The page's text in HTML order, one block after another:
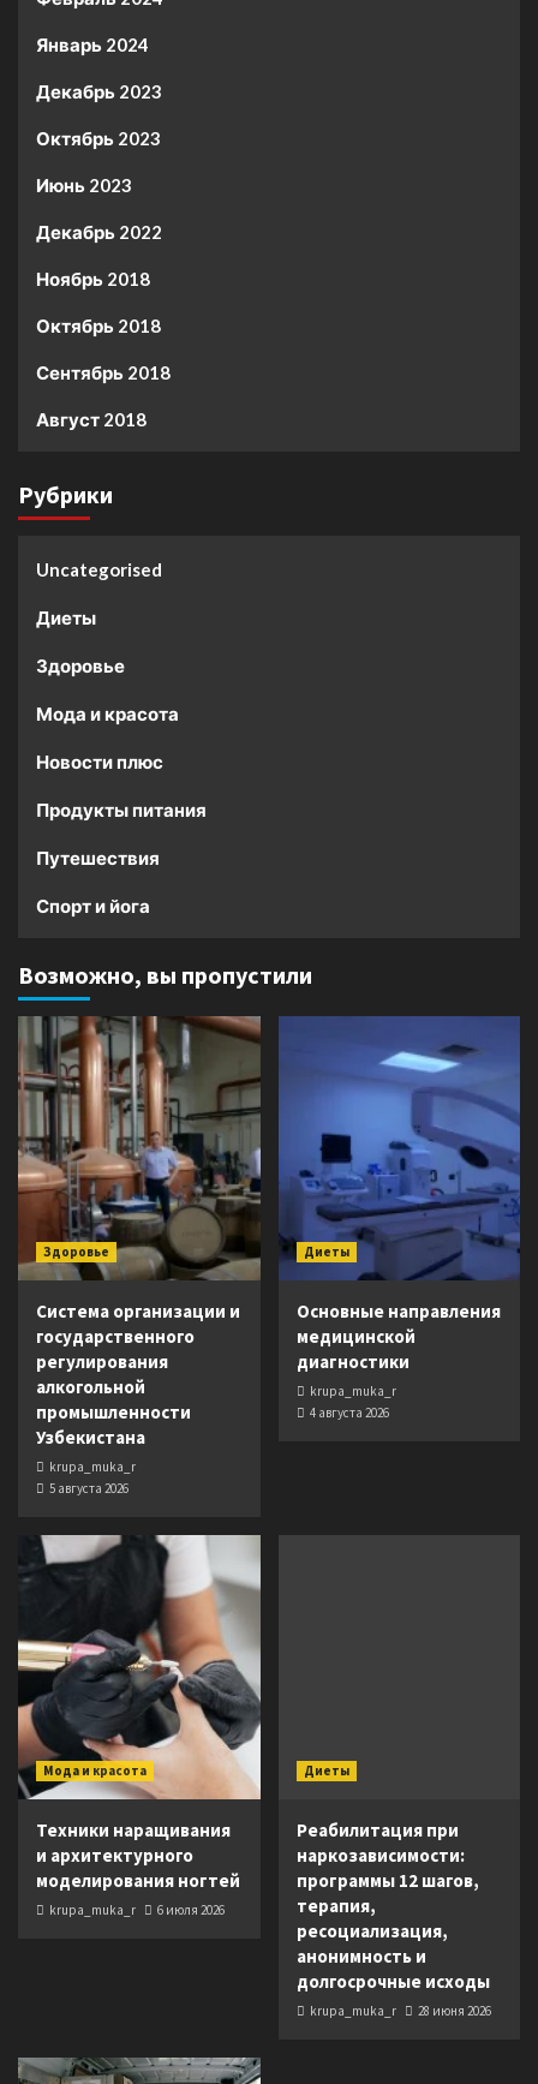
Январь 2024
Декабрь 2023
Октябрь 2023
Июнь 2023
Декабрь 2022
Ноябрь 2018
Октябрь 2018
Сентябрь 2018
Август 2018
Рубрики
Uncategorised
Диеты
Здоровье
Мода и красота
Новости плюс
Продукты питания
Путешествия
Спорт и йога
Возможно, вы пропустили
Здоровье
Система организации и
государственного
регулирования
алкогольной
промышленности
Узбекистана
krupa_muka_r
5 августа 2026
Диеты
Основные направления
медицинской
диагностики
krupa_muka_r
4 августа 2026
Мода и красота
Техники наращивания
и архитектурного
моделирования ногтей
krupa_muka_r 6 июля 2026
Диеты
Реабилитация при
наркозависимости:
программы 12 шагов,
терапия,
ресоциализация,
анонимность и
долгосрочные исходы
krupa_muka_r 28 июня 2026